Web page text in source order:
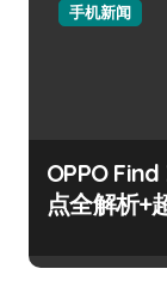
手机新闻
OPPO
点全解析+